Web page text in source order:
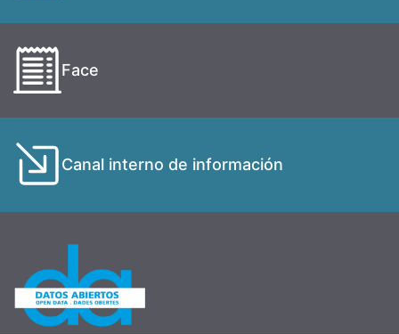
Face
Canal interno de información